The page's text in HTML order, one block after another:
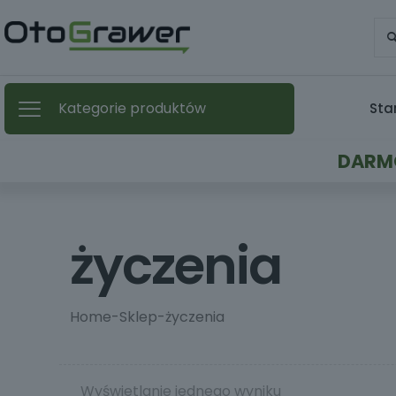
Kategorie produktów
życzenia
Home-Sklep-życzenia
Wyświetlanie jednego wyniku